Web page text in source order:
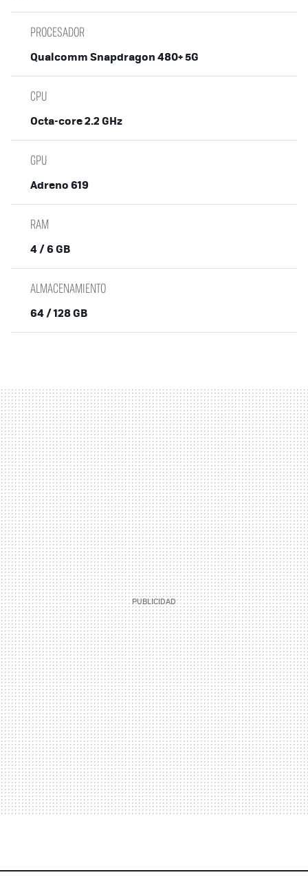
PROCESADOR
Qualcomm Snapdragon 480+ 5G
CPU
Octa-core 2.2 GHz
GPU
Adreno 619
RAM
4 / 6 GB
ALMACENAMIENTO
64 / 128 GB